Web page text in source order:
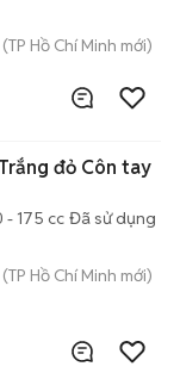
(TP Hồ Chí Minh mới)
đỏ Côn tay
- 175 cc Đã sử dụng
(TP Hồ Chí Minh mới)